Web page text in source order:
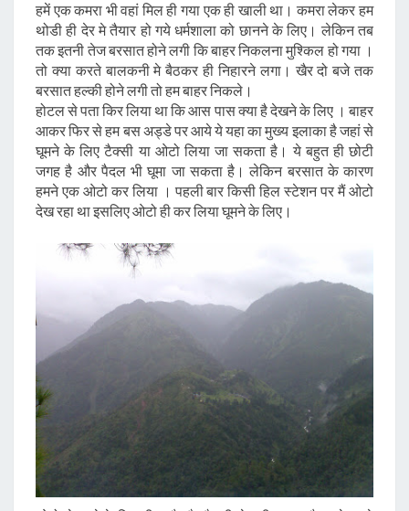
हमें एक कमरा भी वहां मिल ही गया एक ही खाली था। कमरा लेकर हम
थोडी ही देर मे तैयार हो गये धर्मशाला को छानने के लिए। लेकिन तब
तक इतनी तेज बरसात होने लगी कि बाहर निकलना मुश्किल हो गया ।
तो क्या करते बालकनी मे बैठकर ही निहारने लगा। खैर दो बजे तक
बरसात हल्की होने लगी तो हम बाहर निकले।
होटल से पता किर लिया था कि आस पास क्या है देखने के लिए । बाहर
आकर फिर से हम बस अड्डे पर आये ये यहा का मुख्य इलाका है जहां से
घूमने के लिए टैक्सी या ओटो लिया जा सकता है। ये बहुत ही छोटी
जगह है और पैदल भी घूमा जा सकता है। लेकिन बरसात के कारण
हमने एक ओटो कर लिया । पहली बार किसी हिल स्टेशन पर मैं ओटो
देख रहा था इसलिए ओटो ही कर लिया घूमने के लिए।